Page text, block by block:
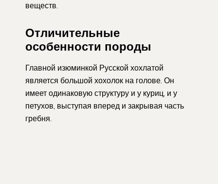
веществ.
Отличительные
особенности породы
Главной изюминкой Русской хохлатой
является большой хохолок на голове. Он
имеет одинаковую структуру и у куриц, и у
петухов, выступая вперед и закрывая часть
гребня.